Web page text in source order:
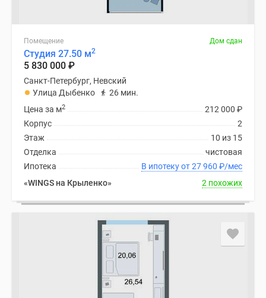
Помещение Дом сдан
Студия 27.50 м2
5 830 000 ₽
Санкт-Петербург, Невский
Улица Дыбенко
26 мин.
212 000 ₽
Цена за м2
2
Корпус
10 из 15
Этаж
чистовая
Отделка
В ипотеку от 27 960 ₽/мес
Ипотека
«WINGS на Крыленко»
2 похожих